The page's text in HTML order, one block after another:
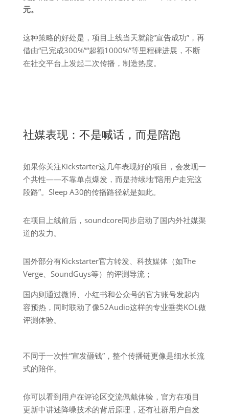
元。
这种策略的好处是，项目上线当天就能“宣告成功”，再
借由“已完成300%”“超额1000%”等里程碑进展，不断
在社交平台上发起二次传播，制造热度。
社媒表现：不是喊话，而是陪跑
如果你关注Kickstarter这几年表现好的项目，会发现一
个共性——不靠单点爆发，而是持续地“陪用户走完这
段路”。Sleep A30的传播路径就是如此。
在项目上线前后，soundcore同步启动了国内外社媒渠
道的发力。
国外部分有Kickstarter官方转发、科技媒体（如The
Verge、SoundGuys等）的评测导流；
国内则通过微博、小红书和公众号的官方账号发起内
容预热，同时联动了像52Audio这样的专业垂类KOL做
评测体验。
不同于一次性“宣发砸钱”，整个传播链更像是细水长流
式的陪伴。
你可以看到用户在评论区交流佩戴体验，官方在项目
更新中讲述降噪技术的背后原理，还有社群用户自发